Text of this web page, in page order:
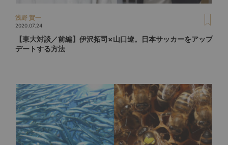
浅野 賀一
2020.07.24
【東大対談／前編】伊沢拓司×山口遼。日本サッカーをアップ
デートする方法